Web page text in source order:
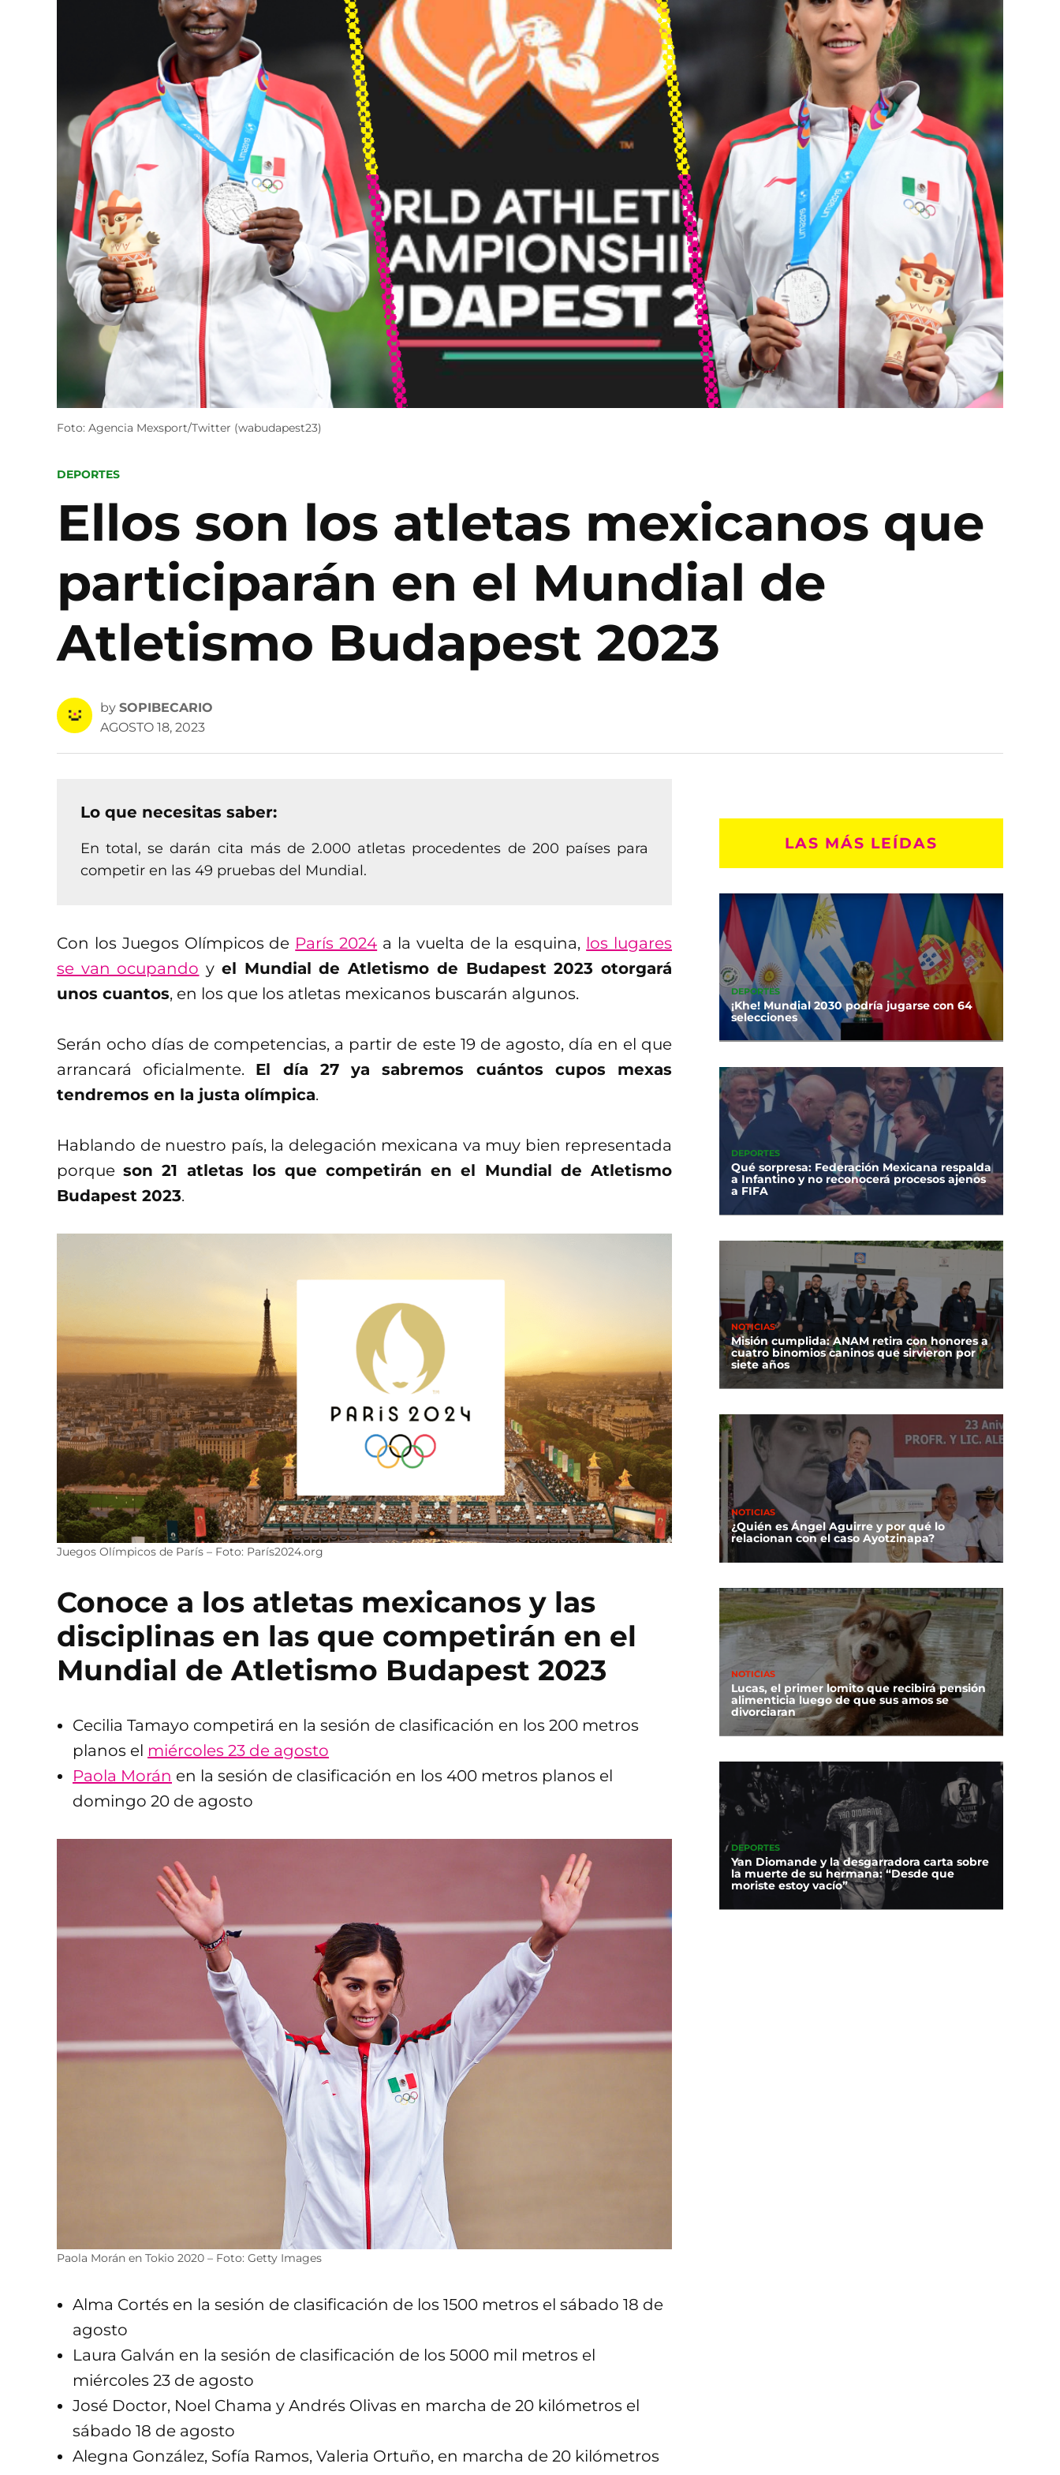
Foto: Agencia Mexsport/Twitter (wabudapest23)
POSTED
DEPORTES
Ellos son los atletas mexicanos que
participarán en el Mundial de
Atletismo Budapest 2023
by SOPIBECARIO
AGOSTO 18, 2023
Lo que necesitas saber:
En total, se darán cita más de 2.000 atletas procedentes de 200 países para
competir en las 49 pruebas del Mundial.
Con los Juegos Olímpicos de París 2024 a la vuelta de la esquina, los lugares
se van ocupando y el Mundial de Atletismo de Budapest 2023 otorgará
unos cuantos, en los que los atletas mexicanos buscarán algunos.
Serán ocho días de competencias, a partir de este 19 de agosto, día en el que
arrancará oficialmente. El día 27 ya sabremos cuántos cupos mexas
tendremos en la justa olímpica.
Hablando de nuestro país, la delegación mexicana va muy bien representada
porqueson 21 atletas los que competirán en el Mundial de Atletismo
Budapest 2023.
Juegos Olímpicos de París – Foto: París2024.org
Conoce a los atletas mexicanos y las
disciplinas en las que competirán en el
Mundial de Atletismo Budapest 2023
Cecilia Tamayo competirá en la sesión de clasificación en los 200 metros
planos el miércoles 23 de agosto
Paola Morán en la sesión de clasificación en los 400 metros planos el
domingo 20 de agosto
Paola Morán en Tokio 2020 – Foto: Getty Images
Alma Cortés en la sesión de clasificación de los 1500 metros el sábado 18 de
agosto
Laura Galván en la sesión de clasificación de los 5000 mil metros el
miércoles 23 de agosto
José Doctor, Noel Chama y Andrés Olivas en marcha de 20 kilómetros el
sábado 18 de agosto
Alegna González, Sofía Ramos, Valeria Ortuño, en marcha de 20 kilómetros
LAS MÁS LEÍDAS
DEPORTES
¡Khe! Mundial 2030 podría jugarse con 64
selecciones
DEPORTES
Qué sorpresa: Federación Mexicana respalda
a Infantino y no reconocerá procesos ajenos
a FIFA
NOTICIAS
Misión cumplida: ANAM retira con honores a
cuatro binomios caninos que sirvieron por
siete años
NOTICIAS
¿Quién es Ángel Aguirre y por qué lo
relacionan con el caso Ayotzinapa?
NOTICIAS
Lucas, el primer lomito que recibirá pensión
alimenticia luego de que sus amos se
divorciaran
DEPORTES
Yan Diomande y la desgarradora carta sobre
la muerte de su hermana: “Desde que
moriste estoy vacío”